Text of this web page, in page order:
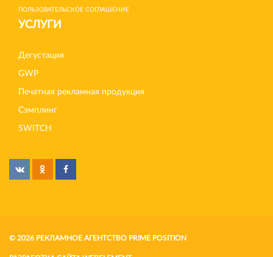
ПОЛЬЗОВАТЕЛЬСКОЕ СОГЛАШЕНИЕ
УСЛУГИ
Дегустация
GWP
Печатная рекламная продукция
Сэмплинг
SWITCH
© 2026 РЕКЛАМНОЕ АГЕНТСТВО PRIME POSITION